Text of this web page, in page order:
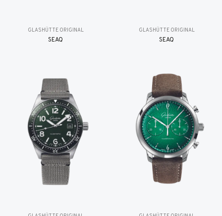
GLASHÜTTE ORIGINAL
SEAQ
GLASHÜTTE ORIGINAL
SEAQ